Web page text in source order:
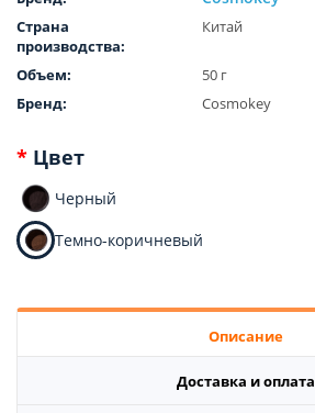
Страна
производства:
Китай
Объем:
50 г
Бренд:
Cosmokey
Цвет
Черный
Темно-коричневый
Описание
Доставка и оплата